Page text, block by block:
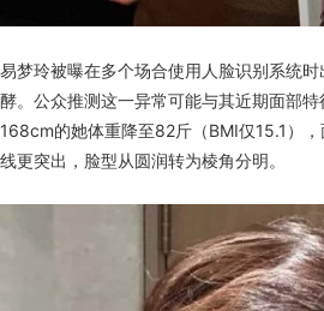
易梦玲被曝在多个场合使用人脸识别系统
酵。公众推测这一异常可能与其近期面部
168cm的她体重降至82斤（BMI仅15.1）
线更突出，脸型从圆润转为棱角分明。